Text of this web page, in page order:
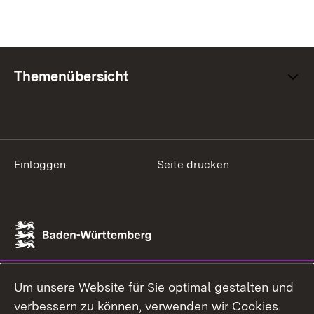
Themenübersicht
Einloggen Seite drucken
Um unsere Website für Sie optimal gestalten und
verbessern zu können, verwenden wir Cookies.